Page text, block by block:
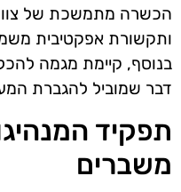
הכשרה מתמשכת של
ותקשורת אפקטיבית
בנוסף, קיימת מגמה
דבר שמוביל להגברת
תפקיד
משברים